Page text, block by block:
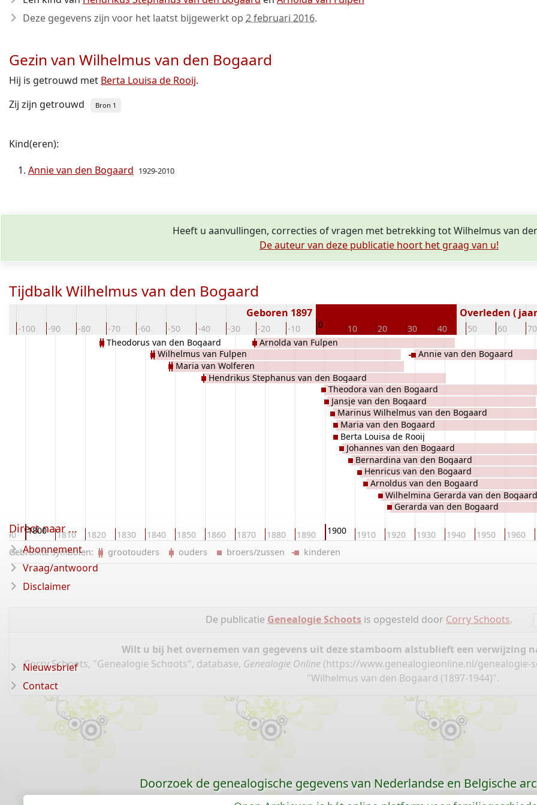
Deze gegevens zijn voor het laatst bijgewerkt op 2 februari 2016.
Gezin van Wilhelmus van den Bogaard
Hij is getrouwd met Berta Louisa de Rooij.
Zij zijn getrouwd
Bron 1
Kind(eren):
Annie van den Bogaard 1929-2010
Heeft u aanvullingen, correcties of vragen met betrekking tot Wilhelmus van
De auteur van deze publicatie hoort het graag van u!
Tijdbalk Wilhelmus van den Bogaard
-100 -90 -80 -70 -60 -50 -40 -30 -20 -10 0 10 20 30 40 50 60 70
Geboren 1897 Overleden (
1800 1810 1820 1830 1840 1850 1860 1870 1880 1890 1900 1910 1920 1930 1940 1950 1960
Theodorus van den Bogaard
Wilhelmus van Fulpen
Maria van Wolferen
Hendrikus Stephanus van den Bogaard
Arnolda van Fulpen
Theodora van den Bogaard
Jansje van den Bogaard
Marinus Wilhelmus van den Bogaard
Maria van den Bogaard
Berta Louisa de Rooij
Johannes van den Bogaard
Bernardina van den Bogaard
Henricus van den Bogaard
Arnoldus van den Bogaard
Wilhelmina Gerarda van den Bogaard
Gerarda van den Bogaard
Annie van den Bogaard
Gebruikte symbolen: grootouders ouders broers/zussen kinderen
De publicatie Genealogie Schootsis opgesteld door Corry Schoots.
Wilt u bij het overnemen van gegevens uit deze stamboom alstublieft een verwijzing
Corry Schoots, "Genealogie Schoots", database, Genealogie Online (https://www.genealogieonline.nl/genealogie-
"Wilhelmus van den Bogaard (1897-1944)".
Direct naar ...
Abonnement
Vraag/antwoord
Disclaimer
Nieuwsbrief
Contact
Doorzoek de genealogische gegevens van Nederlandse en Belgische